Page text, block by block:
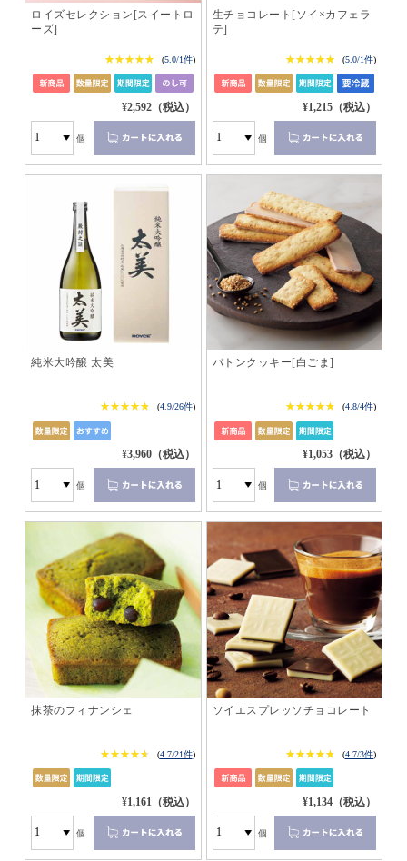
ロイズセレクション[スイートロ
ーズ]
★★★★★
★★★★★ (5.0/1件)
¥2,592（税込）
個
生チョコレート[ソイ×カフェラ
テ]
★★★★★
★★★★★ (5.0/1件)
¥1,215（税込）
個
純米大吟醸 太美
★★★★★
★★★★★ (4.9/26件)
¥3,960（税込）
個
バトンクッキー[白ごま]
★★★★★
★★★★★ (4.8/4件)
¥1,053（税込）
個
抹茶のフィナンシェ
★★★★★
★★★★★ (4.7/21件)
¥1,161（税込）
個
ソイエスプレッソチョコレート
★★★★★
★★★★★ (4.7/3件)
¥1,134（税込）
個